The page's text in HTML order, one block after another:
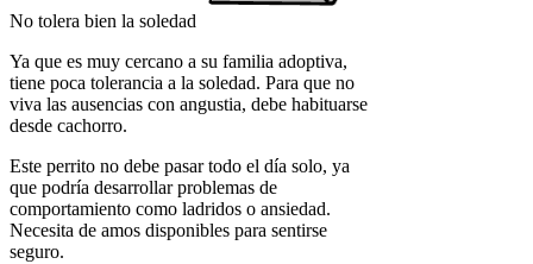
No tolera bien la soledad
Ya que es muy cercano a su familia adoptiva,
tiene poca tolerancia a la soledad. Para que no
viva las ausencias con angustia, debe habituarse
desde cachorro.
Este perrito no debe pasar todo el día solo, ya
que podría desarrollar problemas de
comportamiento como ladridos o ansiedad.
Necesita de amos disponibles para sentirse
seguro.